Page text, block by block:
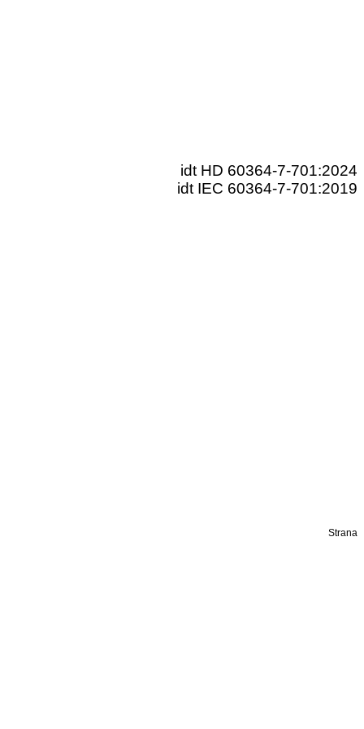
idt HD 60364-7-701:2024
idt IEC 60364-7-701:2019
Strana